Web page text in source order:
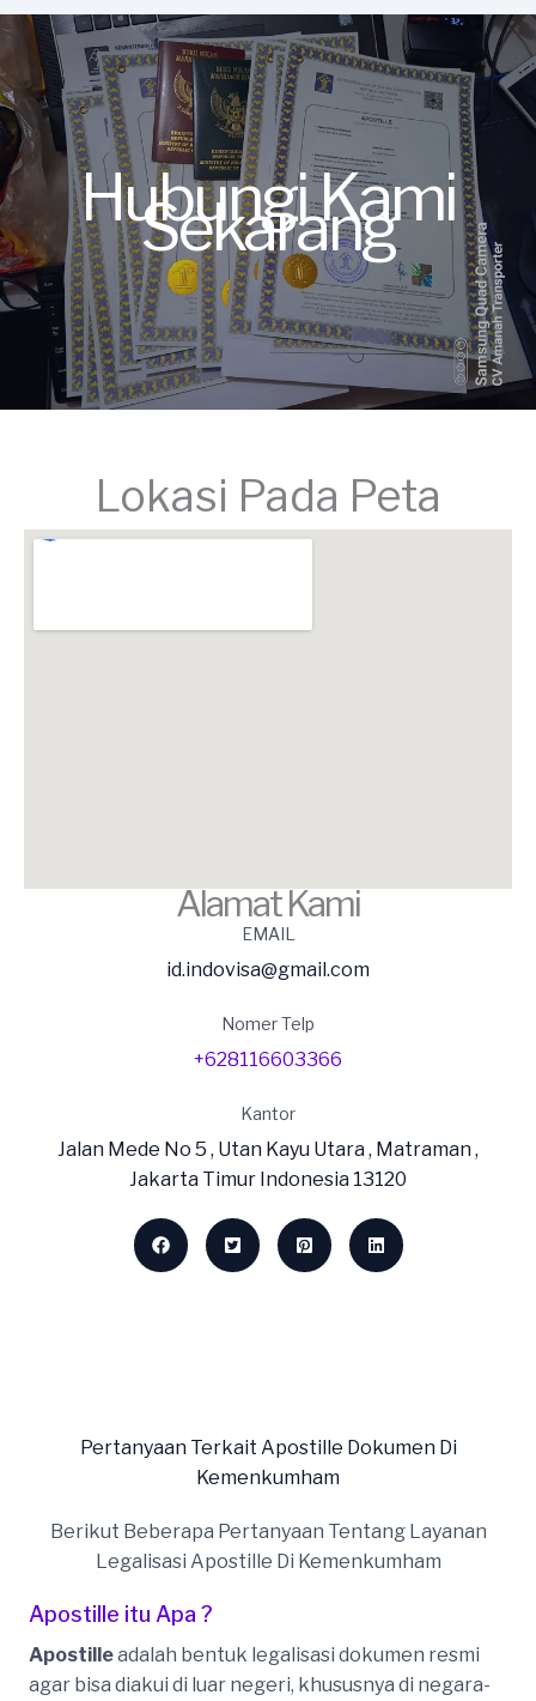
Hubungi Kami
Sekarang
Alamat Kami
EMAIL
id.indovisa@gmail.com
Nomer Telp
+628116603366
Kantor
Jalan Mede No 5 , Utan Kayu Utara , Matraman ,
Jakarta Timur Indonesia 13120
Lokasi Pada Peta
Pertanyaan Terkait Apostille Dokumen Di
Kemenkumham
Berikut Beberapa Pertanyaan Tentang Layanan
Legalisasi Apostille Di Kemenkumham
Apostille itu Apa ?
Apostilleadalah bentuk legalisasi dokumen resmi
agar bisa diakui di luar negeri, khususnya di negara-